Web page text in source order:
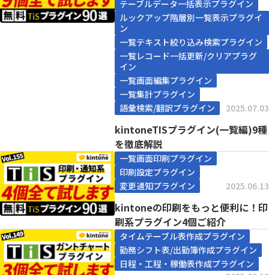
テーブルデータ一括表示プラグイン
ルックアップ階層別一覧表示プラグイ
ン
一覧テキスト絞り込み検索プラグイン
一覧レコード一括更新/クリアプラグ
イン
一覧画面編集プラグイン
一覧集計プラグイン
語彙検索/翻訳プラグイン
2025.07.03
kintoneTISプラグイン(一覧編)9種
を徹底解説
一覧画面印刷プラグイン
印刷設定プラグイン
変更通知プラグイン
2025.06.13
kintoneの印刷をもっと便利に！印
刷系プラグイン4個ご紹介
タイムテーブル表作成プラグイン
勤務シフト表/出勤簿作成プラグイン
日程・工程・稼働表作成プラグイン